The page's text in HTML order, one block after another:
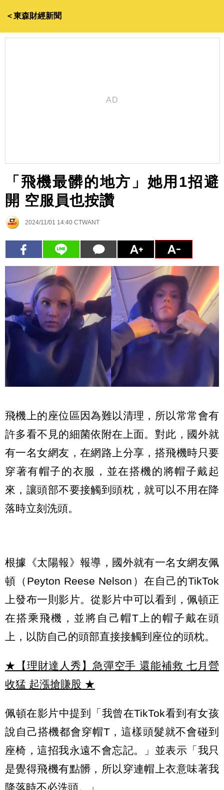
＜東森財經新聞
「飛機最髒的地方」她用1招避
開 空服員也按讚
2024/11/01 14:40 CTWANT
飛機上的座位區因為難以清理，所以常常會有
許多看不見的細菌依附在上面。對此，國外就
有一名女網友，在網路上分享，搭飛機時只要
穿著有帽子的衣服，並在搭機的將帽子戴起
來，讓頭部不要接觸到頭枕，就可以不用在降
落時立刻洗頭。
根據《太陽報》報導，國外就有一名女網友佩
頓（Peyton Reese Nelson）在自己的TikTok
上發布一則影片。從影片中可以看到，佩頓正
在搭乘飛機，並將自己帽T上的帽子戴在頭
上，以防自己的頭部直接接觸到座位的頭枕。
★【理財達人秀】急彈空手 還能補救 七月營
收猛 起漲搶賺股 ★
佩頓在影片中提到「我曾在TikTok看到有女孩
說自己搭機都會穿帽T，這樣頭髮就不會碰到
座椅，這招我永遠不會忘記。」並表示「我只
是覺得飛機有點髒，所以穿連帽上衣意味著我
降落時不必洗頭。」